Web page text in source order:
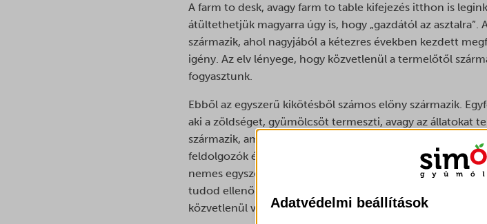
A farm to desk, avagy farm to table kifejezés itthon is
átültethetjük magyarra úgy is, hogy „gazdától az
származik, ahol nagyjából a kétezres években kezdett
igény. Az elv lényege, hogy közvetlenül a termelőtől
fogyasztunk.
Ebből az egyszerű kikötésből számos előny származik.
aki a zöldséget, gyümölcsöt termeszti, avagy az állatokat
származik, amit aztán a reggeli mellé fogyasztasz. A
feldolgozók és hipermarketek többszörös láncán, nincs
nemes egyszerűséggel közvetlenül a termelőtől érkezik
tudod ellenőrizni, milyen forrásból és mit eszel. Hiszen
közvetlenül vásárolsz.Adatvédelmi beállítások